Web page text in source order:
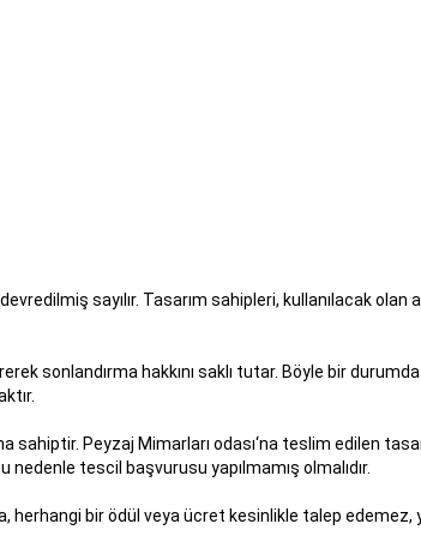
sayılır. Tasarım sahipleri, kullanılacak olan
sonlandırma hakkını saklı tutar. Böyle bir
sahiptir. Peyzaj Mimarları odası‘na teslim edilen
tescil başvurusu yapılmamış olmalıdır.
herhangi bir ödül veya ücret kesinlikle talep edemez,